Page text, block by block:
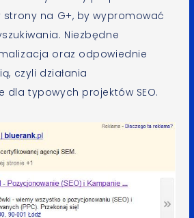
strony na G+, by wypromować
Niezbędne
oraz odpowiednie
czyli działania
dla typowych projektów SEO.